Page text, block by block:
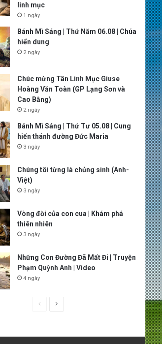
linh mục
1 ngày
Bánh Mì Sáng | Thứ Năm 06.08 | Chúa
hiển dung
2 ngày
Chúc mừng Tân Linh Mục Giuse
Hoàng Văn Toàn (GP Lạng Sơn và
Cao Bằng)
2 ngày
Bánh Mì Sáng | Thứ Tư 05.08 | Cung
hiến thánh đường Đức Maria
3 ngày
Chúng tôi từng là chủng sinh (Anh-
Việt)
3 ngày
Vòng đời của con cua | Khám phá
thiên nhiên
3 ngày
Những Con Đường Đã Mất Đi | Truyện
Phạm Quỳnh Anh | Video
4 ngày